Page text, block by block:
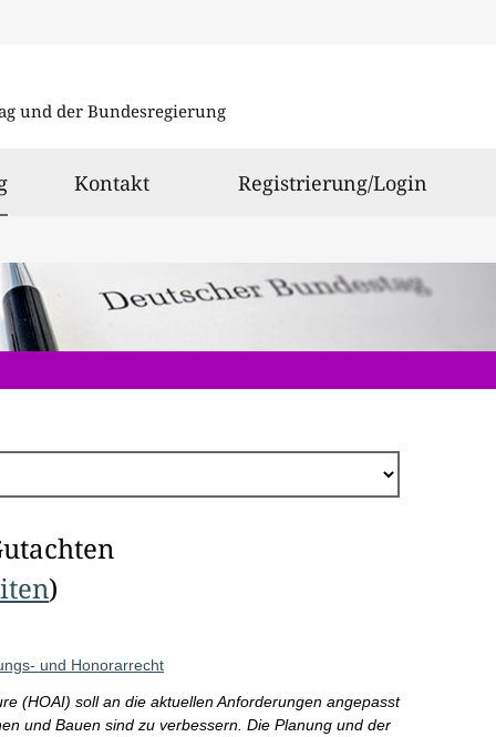
und der Bundesregierung
ausgewählt
Kontakt Registrierung/Login
)
und Honorarrecht
(HOAI) soll an die aktuellen Anforderungen angepasst
und Bauen sind zu verbessern. Die Planung und der